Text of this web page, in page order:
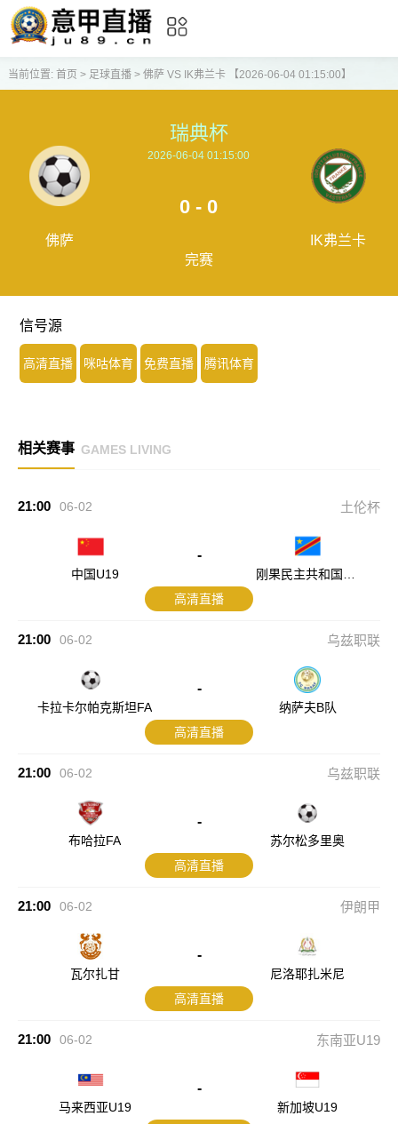
当前位置: 首页 > 足球直播> 佛萨 VS IK弗兰卡 【2026-06-04 01:15:00】
佛萨
瑞典杯
2026-06-04 01:15:00
0 - 0
完赛
IK弗兰卡
信号源
高清直播 咪咕体育 免费直播 腾讯体育
相关赛事 GAMES LIVING
21:00 06-02 土伦杯
中国U19
-
刚果民主共和国U2
高清直播
21:00 06-02 乌兹职联
卡拉卡尔帕克斯坦FA
-
纳萨夫B队
高清直播
21:00 06-02 乌兹职联
布哈拉FA
-
苏尔松多里奥
高清直播
21:00 06-02 伊朗甲
瓦尔扎甘
-
尼洛耶扎米尼
高清直播
21:00 06-02 东南亚U19
马来西亚U19
-
新加坡U19